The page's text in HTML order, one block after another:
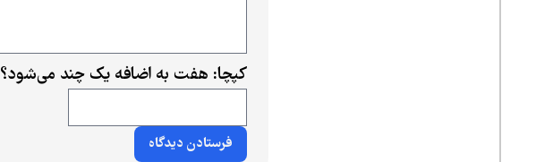
کپچا: هفت به اضافه یک چند می‌شود؟